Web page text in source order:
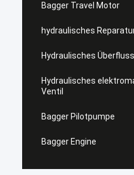
Bagger Travel Motor
hydraulisches
Hydraulisches
Hydraulisches
Ventil
Bagger Pilotpumpe
Bagger Engine